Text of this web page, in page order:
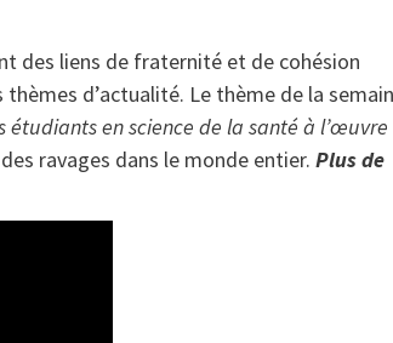
des liens de fraternité et de cohésion
d’actualité. Le thème de la
étudiants en science de la santé à l’œuvre
ravages dans le monde entier. Plus de